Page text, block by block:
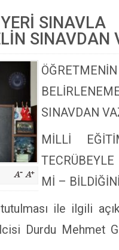
ANNELER TARİH
2019 YILI PAMUK
Enis Akyürek
Derneği Başkanı Cennet Çelik
SINAVLA
SINAVDAN
SINAVDAN
MİLLİ
Mİ –
ile ilgili
Durdu Mehmet